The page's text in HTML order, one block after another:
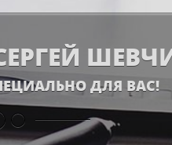
ДЛЯ ВАС!